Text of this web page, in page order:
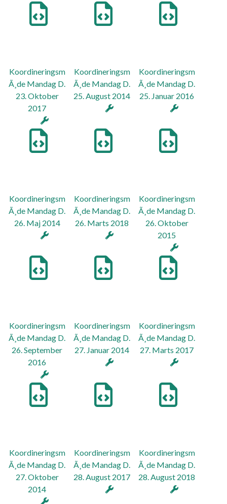
Koordineringsm
Ã¸de Mandag D.
23. Oktober
2017
Koordineringsm
Ã¸de Mandag D.
25. August 2014
Koordineringsm
Ã¸de Mandag D.
25. Januar 2016
Koordineringsm
Ã¸de Mandag D.
26. Maj 2014
Koordineringsm
Ã¸de Mandag D.
26. Marts 2018
Koordineringsm
Ã¸de Mandag D.
26. Oktober
2015
Koordineringsm
Ã¸de Mandag D.
26. September
2016
Koordineringsm
Ã¸de Mandag D.
27. Januar 2014
Koordineringsm
Ã¸de Mandag D.
27. Marts 2017
Koordineringsm
Ã¸de Mandag D.
27. Oktober
2014
Koordineringsm
Ã¸de Mandag D.
28. August 2017
Koordineringsm
Ã¸de Mandag D.
28. August 2018